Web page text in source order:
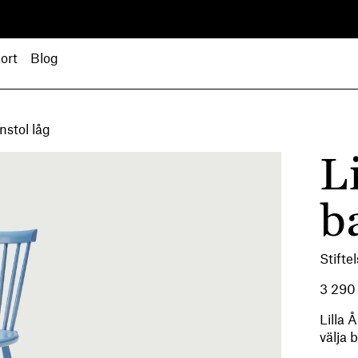
Blog
låg
3 290
Lilla
välja